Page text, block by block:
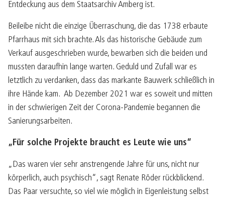
Entdeckung aus dem Staatsarchiv Amberg ist.
Beileibe nicht die einzige Überraschung, die das 1738 erbaute
Pfarrhaus mit sich brachte. Als das historische Gebäude zum
Verkauf ausgeschrieben wurde, bewarben sich die beiden und
mussten daraufhin lange warten. Geduld und Zufall war es
letztlich zu verdanken, dass das markante Bauwerk schließlich in
ihre Hände kam. Ab Dezember 2021 war es soweit und mitten
in der schwierigen Zeit der Corona-Pandemie begannen die
Sanierungsarbeiten.
„Für solche Projekte braucht es Leute wie uns“
„Das waren vier sehr anstrengende Jahre für uns, nicht nur
körperlich, auch psychisch“, sagt Renate Röder rückblickend.
Das Paar versuchte, so viel wie möglich in Eigenleistung selbst